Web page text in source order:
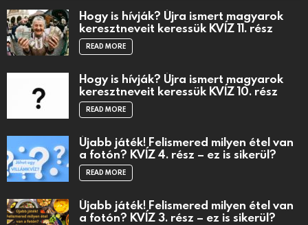
Hogy is hívják? Újra ismert magyarok
keresztneveit keressük KVÍZ 11. rész
READ MORE
Hogy is hívják? Újra ismert magyarok
keresztneveit keressük KVÍZ 10. rész
READ MORE
Újabb játék! Felismered milyen étel van
a fotón? KVÍZ 4. rész – ez is sikerül?
READ MORE
Újabb játék! Felismered milyen étel van
a fotón? KVÍZ 3. rész – ez is sikerül?